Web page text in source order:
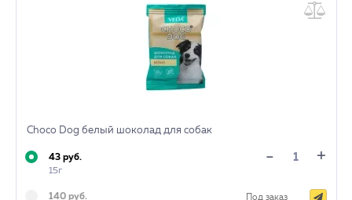
Choco Dog белый шоколад для собак
43 руб.
15г
- +
140 руб. Под заказ